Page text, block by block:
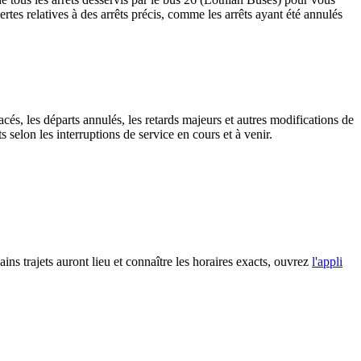
relatives à des arrêts précis, comme les arrêts ayant été annulés
les départs annulés, les retards majeurs et autres modifications de
les interruptions de service en cours et à venir.
trajets auront lieu et connaître les horaires exacts, ouvrez l'appli